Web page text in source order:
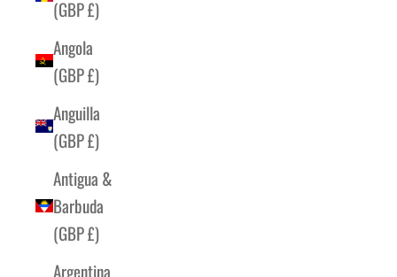
(GBP £)
Angola
(GBP £)
Anguilla
(GBP £)
Antigua &
Barbuda
(GBP £)
Argentina